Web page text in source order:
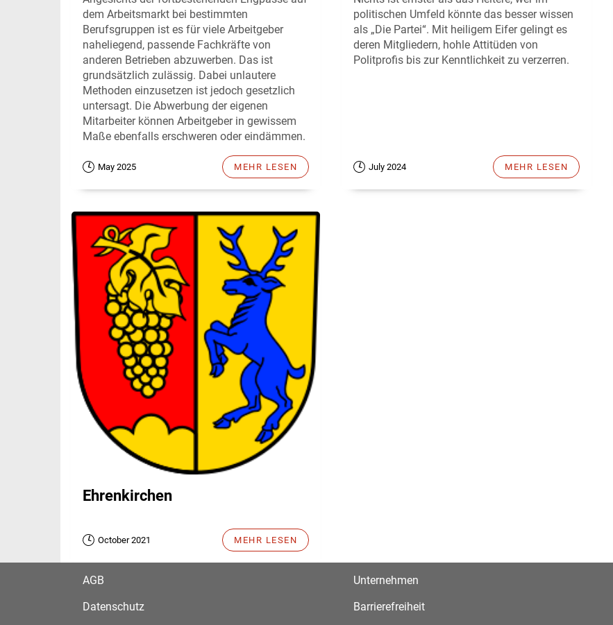
dem Arbeitsmarkt bei bestimmten
Berufsgruppen ist es für viele Arbeitgeber
naheliegend, passende Fachkräfte von
anderen Betrieben abzuwerben. Das ist
grundsätzlich zulässig. Dabei unlautere
Methoden einzusetzen ist jedoch gesetzlich
untersagt. Die Abwerbung der eigenen
Mitarbeiter können Arbeitgeber in gewissem
Maße ebenfalls erschweren oder eindämmen.
May 2025 MEHR LESEN
politischen Umfeld könnte das besser wissen
als „Die Partei“. Mit heiligem Eifer gelingt es
deren Mitgliedern, hohle Attitüden von
Politprofis bis zur Kenntlichkeit zu verzerren.
July 2024 MEHR LESEN
Ehrenkirchen
October 2021 MEHR LESEN
AGB
Datenschutz
Unternehmen
Barrierefreiheit